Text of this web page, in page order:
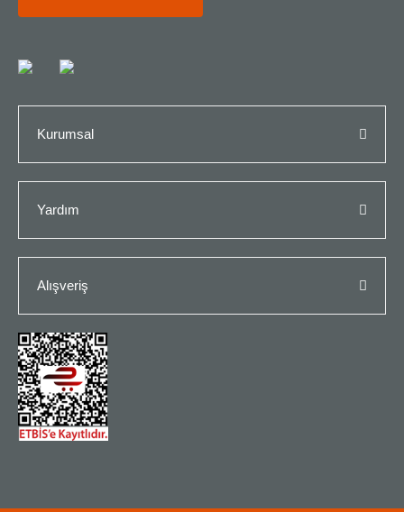
Kurumsal
Yardım
Alışveriş